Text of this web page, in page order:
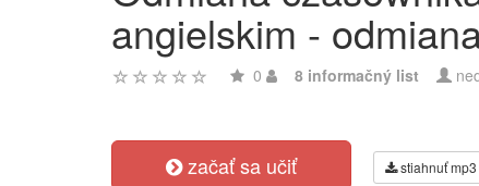
angielskim -
0 8 informačný list
začať sa učiť stiahnuť mp3